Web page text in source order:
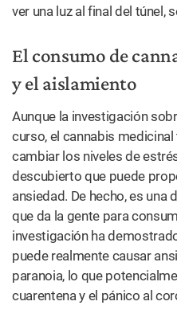
ver una luz al final del túnel,
El consumo de
y el aislamiento
Aunque la investigación
curso, el cannabis
cambiar los niveles de
descubierto que puede
ansiedad. De hecho, es una
que da la gente para
investigación ha
puede realmente causar
paranoia, lo que
cuarentena y el pánico al